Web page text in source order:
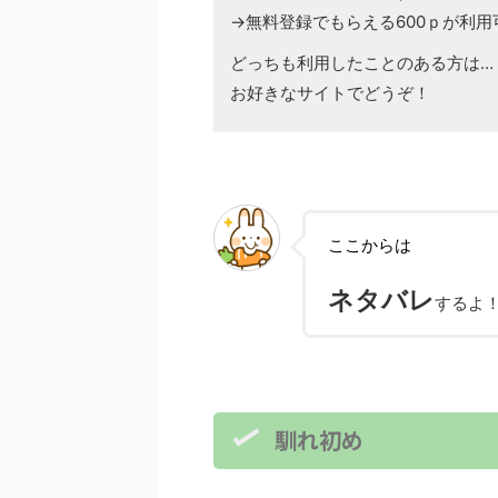
→無料登録でもらえる600ｐが利用
どっちも利用したことのある方は…
お好きなサイトでどうぞ！
ここからは
ネタバレするよ！
馴れ初め